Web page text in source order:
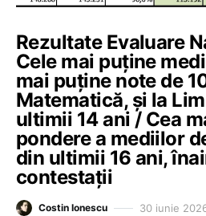
Rezultate Evaluare
Cele mai puține
mai puține note de
Matematică, și la
ultimii 14 ani / Cea
pondere a mediilor
din ultimii 16 ani,
contestații
Costin Ionescu 30 iunie